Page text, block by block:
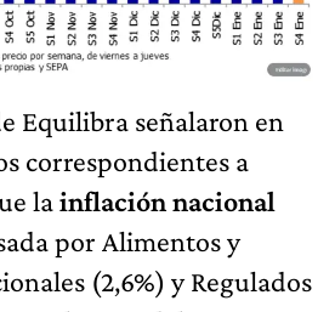
Equilibra señalaron en
correspondientes a
lainflación nacional
por Alimentos y
(2,6%) y Regulados